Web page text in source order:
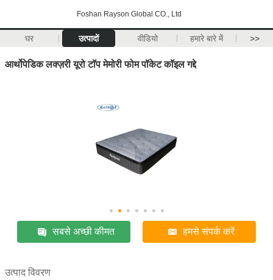
Foshan Rayson Global CO., Ltd
घर उत्पादों वीडियो हमारे बारे में >>
आर्थोपेडिक लक्ज़री यूरो टॉप मेमोरी फोम पॉकेट कॉइल गद्दे
सबसे अच्छी कीमत हमसे संपर्क करें
उत्पाद विवरण